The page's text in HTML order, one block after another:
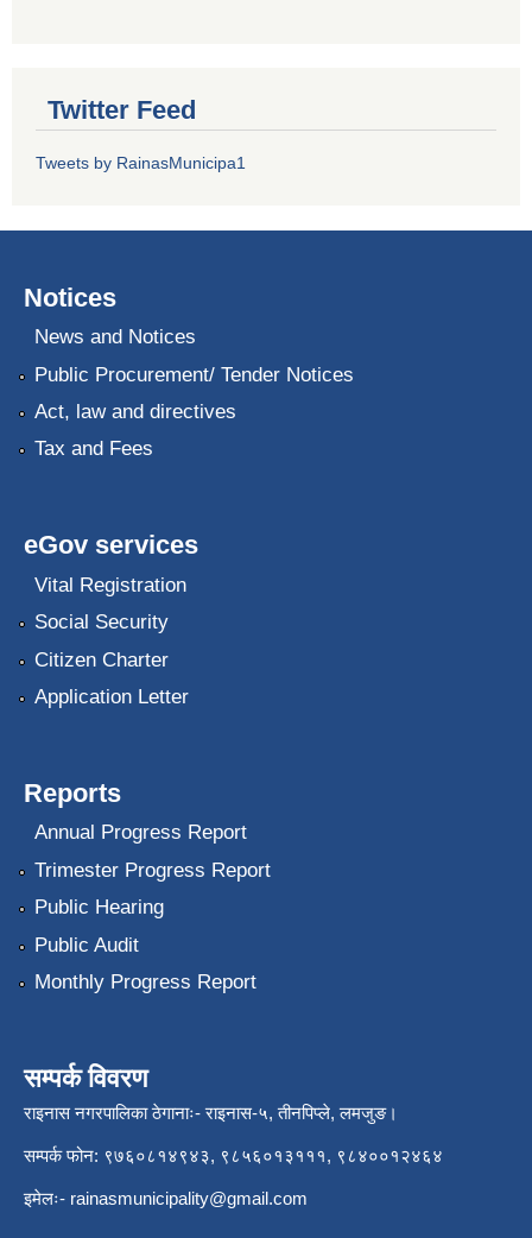
Twitter Feed
Tweets by RainasMunicipa1
Notices
News and Notices
Public Procurement/ Tender Notices
Act, law and directives
Tax and Fees
eGov services
Vital Registration
Social Security
Citizen Charter
Application Letter
Reports
Annual Progress Report
Trimester Progress Report
Public Hearing
Public Audit
Monthly Progress Report
सम्पर्क विवरण
राइनास नगरपालिका ठेगानाः- राइनास-५, तीनपिप्ले, लमजुङ।
सम्पर्क फोन: ९७६०८१४९४३, ९८५६०१३१११, ९८४००१२४६४
इमेलः- rainasmunicipality@gmail.com